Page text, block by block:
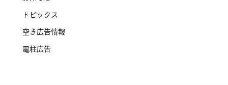
トピックス
空き広告情報
電柱広告